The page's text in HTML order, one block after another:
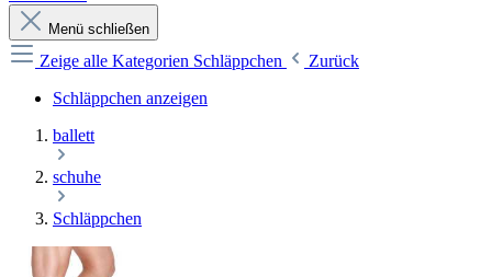
Menü schließen
Zeige alle Kategorien Schläppchen
Zurück
Schläppchen anzeigen
ballett
schuhe
Schläppchen